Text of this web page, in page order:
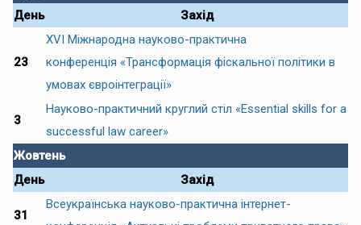
День
Захід
23
XVІ Міжнародна науково-практична
конференція «Трансформація фіскальної політики в
умовах євроінтеграції»
3
Науково-практичний круглий стіл «Essential skills for a
successful law career»
Жовтень
День
Захід
31
Всеукраїнська науково-практична інтернет-